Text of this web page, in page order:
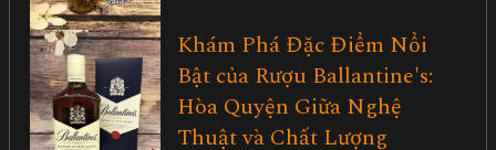
Khám Phá Đặc Điểm Nổi
Bật của Rượu Ballantine's:
Hòa Quyện Giữa Nghệ
Thuật và Chất Lượng